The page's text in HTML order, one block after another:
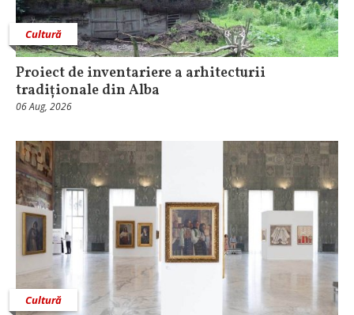
Cultură
Proiect de inventariere a arhitecturii
tradiționale din Alba
06 Aug, 2026
Cultură